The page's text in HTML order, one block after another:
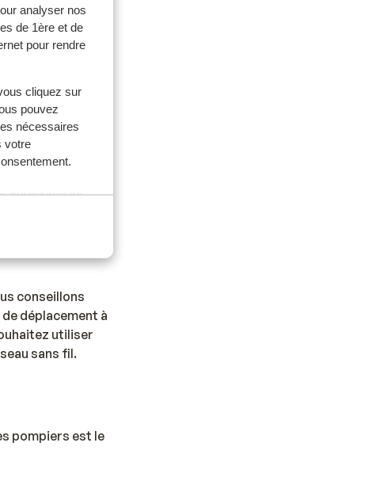
analyser nos
de 1ère et de
pour rendre
cliquez sur
pouvez
nécessaires
votre
médicaux en
:
conseillons
déplacement à
utiliser
sans fil.
pompiers est le